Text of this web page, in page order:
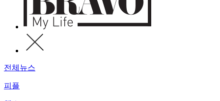
전체뉴스
피플